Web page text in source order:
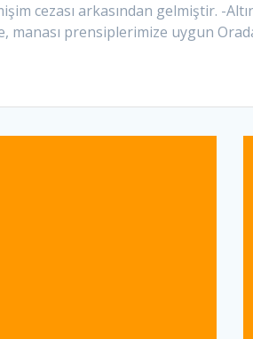
cezası arkasından gelmiştir. -
prensiplerimize uygun